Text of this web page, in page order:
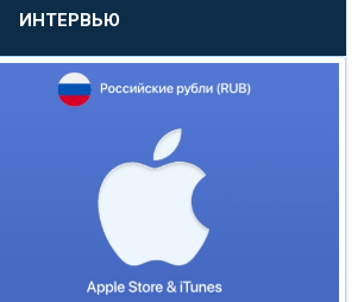
«ПРОМСВЯЗЬБАНК»
«НОВИКОМБАНК»
«СМП БАНК»
«ВНЕШПРОМБАНК»
ИНТЕРВЬЮ